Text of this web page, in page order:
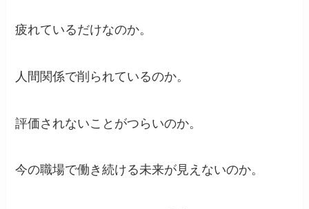
疲れているだけなのか。
人間関係で削られているのか。
評価されないことがつらいのか。
今の職場で働き続ける未来が見えないのか。